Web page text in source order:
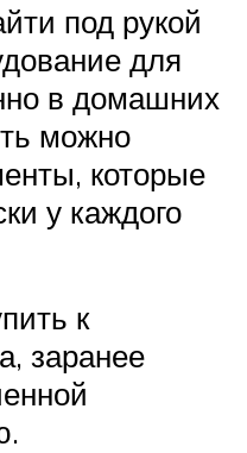
под рукой
для
в домашних
можно
которые
у каждого
к
заранее